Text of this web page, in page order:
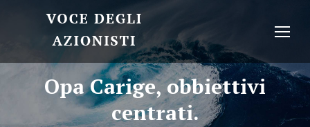
Opa Carige, obbiettivi
centrati.